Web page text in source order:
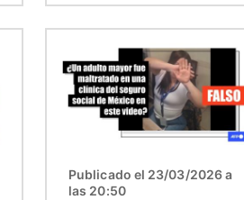
Publicado el 23/03/2026 a
las 20:50